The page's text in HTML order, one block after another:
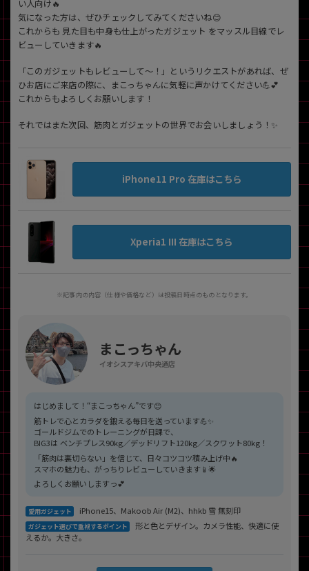
い人向け🔥
気になった方は、ぜひチェックしてみてくださいね😊
これからも 見た目も中身も仕上がったガジェット をマッスル目線でレ
ビューしていきます🔥
「このガジェットもレビューして〜！」というリクエストがあれば、ぜ
ひお店にご来店の際に、まこっちゃんに気軽に声かけてください💪💕
これからもよろしくお願いします！
それではまた次回、筋肉とガジェットの世界でお会いしましょう！✨
iPhone11 Pro 在庫はこちら
Xperia1 III 在庫はこちら
※記事内の内容（仕様や価格など）は投稿日時点のものとなります。
まこっちゃん
イオシスアキバ中央通店
はじめまして！“まこっちゃん”です😊
筋トレで心とカラダを鍛える毎日を送っています💪✨
ゴールドジムでのトレーニングが日課で、
BIG3は ベンチプレス90kg／デッドリフト120kg／スクワット80kg！
「筋肉は裏切らない」を信じて、日々コツコツ積み上げ中🔥
スマホの魅力も、がっちりレビューしていきます📱🌟
よろしくお願いしますっ💕
愛用ガジェット iPhone15、Makoob Air (M2)、hhkb 雪 無刻印
ガジェット選びで重視するポイント 形と色とデザイン。カメラ性能、快適に使
えるか。大きさ。